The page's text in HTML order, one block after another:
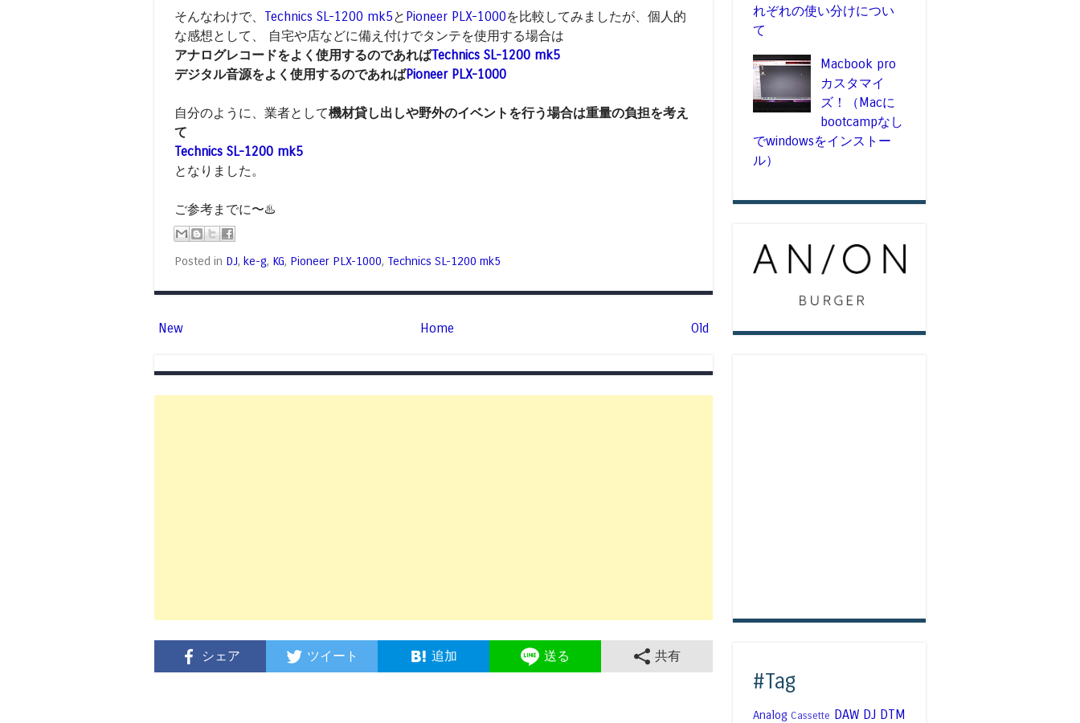
そんなわけで、 Technics SL-1200 mk5と Pioneer PLX-1000を比較してみましたが、個人的
な感想として、 自宅や店などに備え付けでタンテを使用する場合は
アナログレコードをよく使用するのであればTechnics SL-1200 mk5
デジタル音源をよく使用するのであればPioneer PLX-1000
自分のように、業者として機材貸し出しや野外のイベントを行う場合は重量の負担を考え
て
Technics SL-1200 mk5
となりました。
ご参考までに〜♨️
Posted in DJ, ke-g, KG, Pioneer PLX-1000, Technics SL-1200 mk5
New Old
Home
シェア ツイート 追加 送る 共有
れぞれの使い分けについ
て
Macbook pro
カスタマイ
ズ！（Macに
bootcampなし
でwindowsをインストー
ル）
#Tag
Analog Cassette DAW DJ DTM